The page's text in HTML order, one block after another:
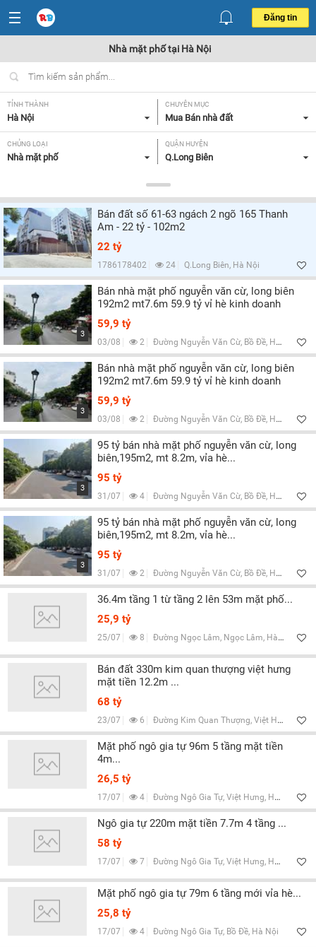
Đăng tin
Nhà mặt phố tại Hà Nội
TỈNH THÀNH
Hà Nội
CHUYÊN MỤC
Mua Bán nhà đất
CHỦNG LOẠI
Nhà mặt phố
QUẬN HUYỆN
Q.Long Biên
Tất cả
MỨC GIÁ
Tất cả
MẶT TIỀN
Tất cả
HƯỚNG
GIẤY TỜ PHÁP LÝ
Tất cả
PHÙ HỢP LÀM
Tất cả
Bán đất số 61-63 ngách 2 ngõ 165 Thanh
Am - 22 tỷ - 102m2
22 tỷ
1786178402 24 Q.Long Biên, Hà Nội
3
Bán nhà mặt phố nguyễn văn cừ, long biên
192m2 mt7.6m 59.9 tỷ vỉ hè kinh doanh
59,9 tỷ
03/08 2 Đường Nguyễn Văn Cừ, Bồ Đề, Hà Nội
3
Bán nhà mặt phố nguyễn văn cừ, long biên
192m2 mt7.6m 59.9 tỷ vỉ hè kinh doanh
59,9 tỷ
03/08 2 Đường Nguyễn Văn Cừ, Bồ Đề, Hà Nội
3
95 tỷ bán nhà mặt phố nguyễn văn cừ, long
biên,195m2, mt 8.2m, vỉa hè...
95 tỷ
31/07 4 Đường Nguyễn Văn Cừ, Bồ Đề, Hà Nội
3
95 tỷ bán nhà mặt phố nguyễn văn cừ, long
biên,195m2, mt 8.2m, vỉa hè...
95 tỷ
31/07 2 Đường Nguyễn Văn Cừ, Bồ Đề, Hà Nội
36.4m tầng 1 từ tầng 2 lên 53m mặt phố...
25,9 tỷ
25/07 8 Đường Ngọc Lâm, Ngọc Lâm, Hà Nội
Bán đất 330m kim quan thượng việt hưng
mặt tiền 12.2m ...
68 tỷ
23/07 6 Đường Kim Quan Thượng, Việt Hưng, Hà Nội
Mặt phố ngô gia tự 96m 5 tầng mặt tiền
4m...
26,5 tỷ
17/07 4 Đường Ngô Gia Tự, Việt Hưng, Hà Nội
Ngô gia tự 220m mặt tiền 7.7m 4 tầng ...
58 tỷ
17/07 7 Đường Ngô Gia Tự, Việt Hưng, Hà Nội
Mặt phố ngô gia tự 79m 6 tầng mới vỉa hè...
25,8 tỷ
17/07 4 Đường Ngô Gia Tự, Bồ Đề, Hà Nội